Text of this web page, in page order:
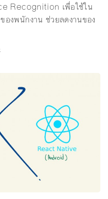
Recognition เพื่อใช้ใน
งพนักงาน ช่วยลดงานของ